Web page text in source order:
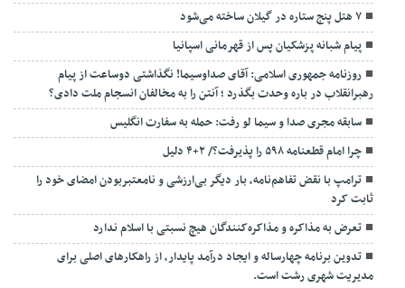
۷ هتل پنج ستاره در گیلان ساخته می‌شود
پیام شبانه پزشکیان پس از قهرمانی اسپانیا
روزنامه جمهوری اسلامی: آقای صداوسیما! نگذاشتی دوساعت از پیام
رهبرانقلاب در باره وحدت بگذرد ؛ آنتن را به مخالفان انسجام ملت دادی؟
سابقه مجری صدا و سیما لو رفت: حمله به سفارت انگلیس
چرا امام قطعنامه ۵۹۸ را پذیرفت؟/ ۲+۴ دلیل
ترامپ با نقض تفاهم‌نامه، بار دیگر بی‌ارزشی و نامعتبربودن امضای خود را
ثابت کرد
تعرض به مذاکره و مذاکره‌کنندگان هیچ نسبتی با اسلام ندارد
تدوین برنامه چهارساله و ایجاد درآمد پایدار، از راهکارهای اصلی برای
مدیریت شهری رشت است.